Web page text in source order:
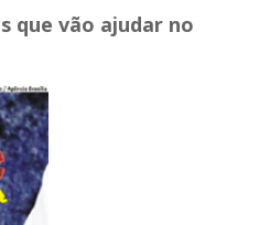
que vão ajudar no